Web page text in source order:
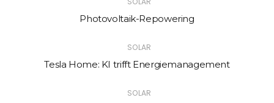
Photovoltaik-Repowering
SOLAR
Tesla Home: KI trifft Energiemanagement
SOLAR